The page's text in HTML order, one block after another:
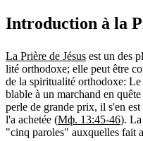
Introduction à la
La Prière de Jésus est un des
lité ortho­doxe; elle peut être
de la spi­ri­tua­lité ortho­doxe:
blable à un mar­chand en
perle de grande prix, il s'en
l'a ache­tée (Мф. 13:45-46). La
"cinq paroles" aux­quelles fait